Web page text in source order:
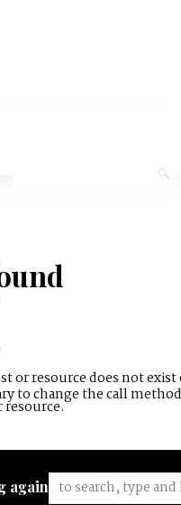
or resource does not exist
to change the call
resource.
again: